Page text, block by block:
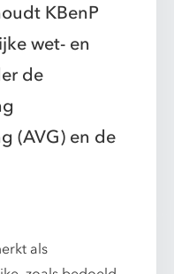
KBenP
wet- en
de
(AVG) en de
als